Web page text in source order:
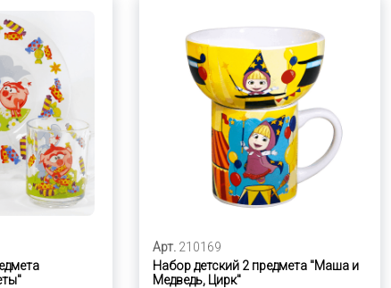
Арт. 210169
Набор детский 2 предмета "Маша и
Медведь, Цирк"